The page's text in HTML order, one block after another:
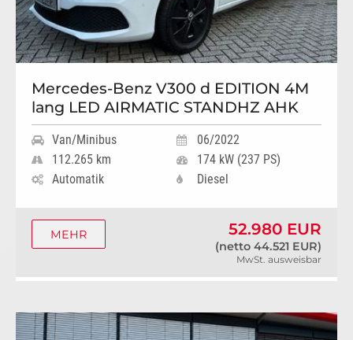
Mercedes-Benz V300 d EDITION 4M
lang LED AIRMATIC STANDHZ AHK
Van/Minibus
06/2022
112.265 km
174 kW (237 PS)
Automatik
Diesel
52.980 EUR
(netto 44.521 EUR)
MwSt. ausweisbar
MEHR